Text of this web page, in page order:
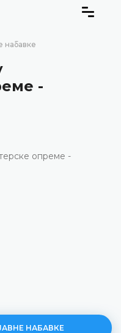
набавке
-
опреме -
НАБАВКЕ